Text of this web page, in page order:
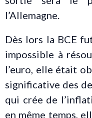
l’Allemagne.
Dès lors la BCE
impossible à
l’euro, elle était
significative des
qui crée de
en même temps,